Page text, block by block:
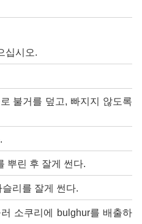
십시오.
불거를 덮고, 빠지지 않도록
뿌린 후 잘게 썬다.
리를 잘게 썬다.
소쿠리에 bulghur를 배출하